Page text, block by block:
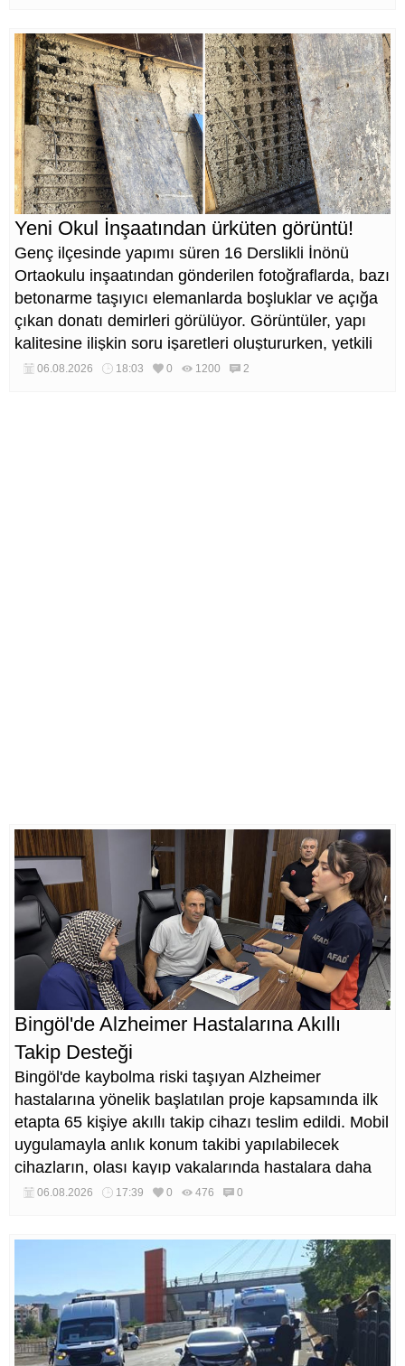
Yeni Okul İnşaatından ürküten görüntü!
Genç ilçesinde yapımı süren 16 Derslikli İnönü
Ortaokulu inşaatından gönderilen fotoğraflarda, bazı
betonarme taşıyıcı elemanlarda boşluklar ve açığa
çıkan donatı demirleri görülüyor. Görüntüler, yapı
kalitesine ilişkin soru işaretleri oluştururken, yetkili
kurumların teknik inceleme yapması çağrısı yapıldı.
06.08.2026 18:03 0 1200 2
Bingöl'de Alzheimer Hastalarına Akıllı
Takip Desteği
Bingöl'de kaybolma riski taşıyan Alzheimer
hastalarına yönelik başlatılan proje kapsamında ilk
etapta 65 kişiye akıllı takip cihazı teslim edildi. Mobil
uygulamayla anlık konum takibi yapılabilecek
cihazların, olası kayıp vakalarında hastalara daha
kısa sürede ulaşılmasını sağlaması hedefleniyor.
06.08.2026 17:39 0 476 0